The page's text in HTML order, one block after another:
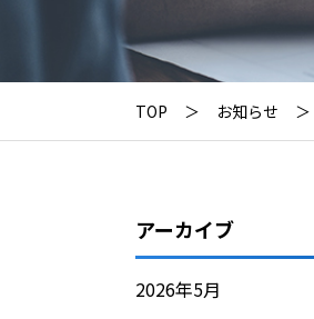
TOP お知らせ
アーカイブ
2026年5月